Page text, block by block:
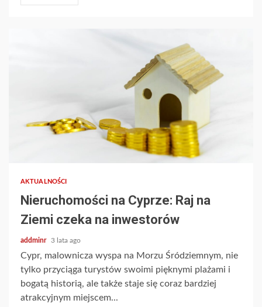
AKTUALNOŚCI
Nieruchomości na Cyprze: Raj na
Ziemi czeka na inwestorów
addminr 3 lata ago
Cypr, malownicza wyspa na Morzu Śródziemnym, nie
tylko przyciąga turystów swoimi pięknymi plażami i
bogatą historią, ale także staje się coraz bardziej
atrakcyjnym miejscem...